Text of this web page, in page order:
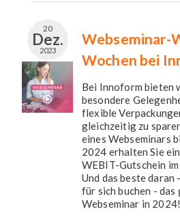
20
Dez.
2023
Webseminar-
Wochen bei
Bei Innoform bieten
besondere
flexible
gleichzeitig zu
eines Webseminars
2024 erhalten Sie
WEBIT-Gutschein
Und das beste daran
für sich buchen -
Webseminar in 2024!